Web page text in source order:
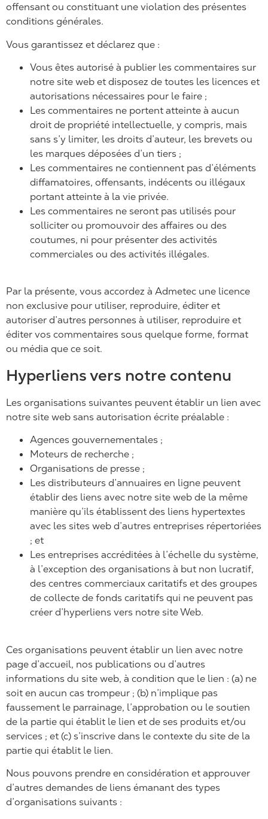
offensant ou constituant une violation des présentes
conditions générales.
Vous garantissez et déclarez que :
Vous êtes autorisé à publier les commentaires sur
notre site web et disposez de toutes les licences et
autorisations nécessaires pour le faire ;
Les commentaires ne portent atteinte à aucun
droit de propriété intellectuelle, y compris, mais
sans s’y limiter, les droits d’auteur, les brevets ou
les marques déposées d’un tiers ;
Les commentaires ne contiennent pas d’éléments
diffamatoires, offensants, indécents ou illégaux
portant atteinte à la vie privée.
Les commentaires ne seront pas utilisés pour
solliciter ou promouvoir des affaires ou des
coutumes, ni pour présenter des activités
commerciales ou des activités illégales.
Par la présente, vous accordez à Admetec une licence
non exclusive pour utiliser, reproduire, éditer et
autoriser d’autres personnes à utiliser, reproduire et
éditer vos commentaires sous quelque forme, format
ou média que ce soit.
Hyperliens vers notre contenu
Les organisations suivantes peuvent établir un lien avec
notre site web sans autorisation écrite préalable :
Agences gouvernementales ;
Moteurs de recherche ;
Organisations de presse ;
Les distributeurs d’annuaires en ligne peuvent
établir des liens avec notre site web de la même
manière qu’ils établissent des liens hypertextes
avec les sites web d’autres entreprises répertoriées
; et
Les entreprises accréditées à l’échelle du système,
à l’exception des organisations à but non lucratif,
des centres commerciaux caritatifs et des groupes
de collecte de fonds caritatifs qui ne peuvent pas
créer d’hyperliens vers notre site Web.
Ces organisations peuvent établir un lien avec notre
page d’accueil, nos publications ou d’autres
informations du site web, à condition que le lien : (a) ne
soit en aucun cas trompeur ; (b) n’implique pas
faussement le parrainage, l’approbation ou le soutien
de la partie qui établit le lien et de ses produits et/ou
services ; et (c) s’inscrive dans le contexte du site de la
partie qui établit le lien.
Nous pouvons prendre en considération et approuver
d’autres demandes de liens émanant des types
d’organisations suivants :